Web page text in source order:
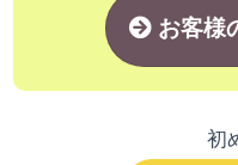
お客様
初